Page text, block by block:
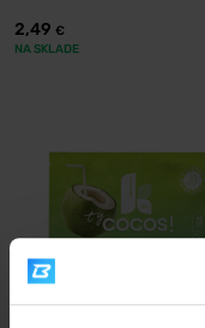
2,49 €
NA SKLADE